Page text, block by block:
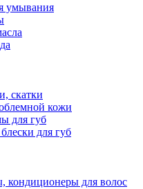
умывания
скатки
кожи
для губ
для губ
кондиционеры для волос